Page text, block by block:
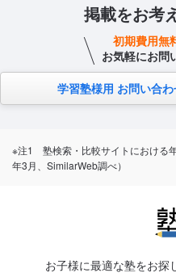
掲載をお考
初期費用無
お気軽にお問
学習塾様用 お問い合
※注1 塾検索・比較サイトにおける
年3月、SimilarWeb調べ）
お子様に最適な塾をお探